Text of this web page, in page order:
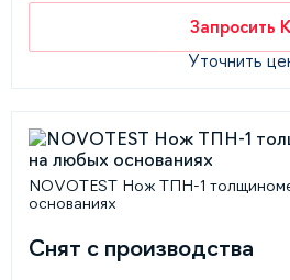
Запросить
Уточнить
NOVOTEST Нож ТПН-1
основаниях
Снят с производства